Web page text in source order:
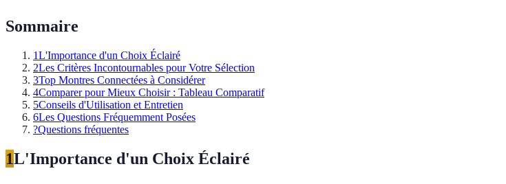
Sommaire
1L'Importance d'un Choix Éclairé
2Les Critères Incontournables pour Votre Sélection
3Top Montres Connectées à Considérer
4Comparer pour Mieux Choisir : Tableau Comparatif
5Conseils d'Utilisation et Entretien
6Les Questions Fréquemment Posées
?Questions fréquentes
1L'Importance d'un Choix Éclairé